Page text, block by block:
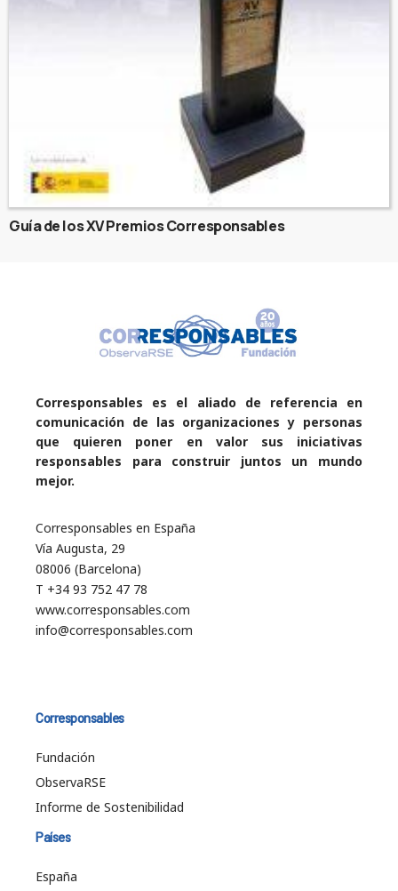
Guía de los XV Premios Corresponsables
Corresponsables es el aliado de referencia en
comunicación de las organizaciones y personas
que quieren poner en valor sus iniciativas
responsables para construir juntos un mundo
mejor.
Corresponsables en España
Vía Augusta, 29
08006 (Barcelona)
T +34 93 752 47 78
www.corresponsables.com
info@corresponsables.com
Corresponsables
Fundación
ObservaRSE
Informe de Sostenibilidad
Países
España